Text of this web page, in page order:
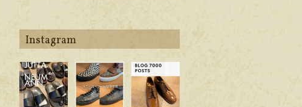
Instagram
apego_handma
de_shoemaker
7月 5
apego_handma
de_shoemaker
6月 29
apego_handma
de_shoemaker
6月 22